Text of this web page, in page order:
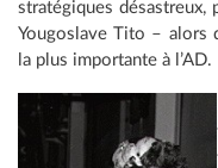
stratégiques
Yougoslave Tito – alors
la plus importante à l’AD.